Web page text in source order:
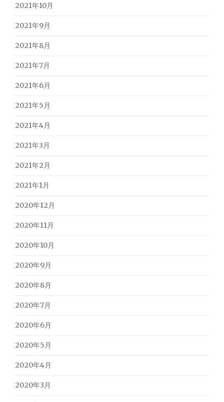
2021年10月
2021年9月
2021年8月
2021年7月
2021年6月
2021年5月
2021年4月
2021年3月
2021年2月
2021年1月
2020年12月
2020年11月
2020年10月
2020年9月
2020年8月
2020年7月
2020年6月
2020年5月
2020年4月
2020年3月